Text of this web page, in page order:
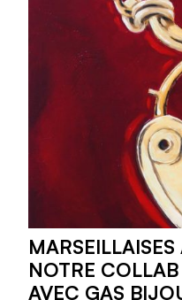
NOTRE
AVEC GAS